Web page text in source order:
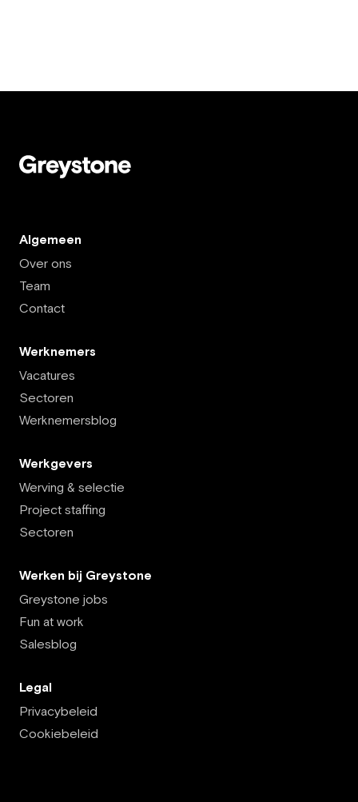
Algemeen
Over ons
Team
Contact
Werknemers
Vacatures
Sectoren
Werknemersblog
Werkgevers
Werving & selectie
Project staffing
Sectoren
Werken bij Greystone
Greystone jobs
Fun at work
Salesblog
Legal
Privacybeleid
Cookiebeleid